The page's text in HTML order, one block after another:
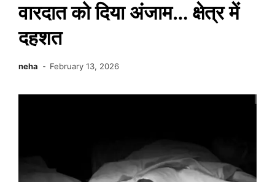
वारदात को दिया अंजाम… क्षेत्र में
दहशत
neha February 13, 2026